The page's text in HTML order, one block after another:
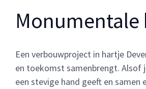
Monumentale
Een verbouwproject in hartje
en toekomst samenbrengt. Alsof
een stevige hand geeft en samen